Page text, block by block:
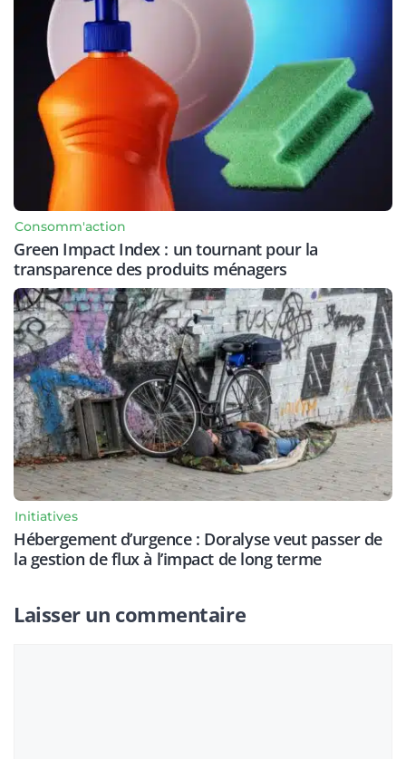
Consomm'action
Green Impact Index : un tournant pour la
transparence des produits ménagers
Initiatives
Hébergement d’urgence : Doralyse veut passer de
la gestion de flux à l’impact de long terme
Laisser un commentaire